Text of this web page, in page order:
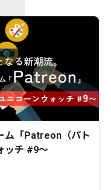
ム「Patreon（パト
ッチ #9〜